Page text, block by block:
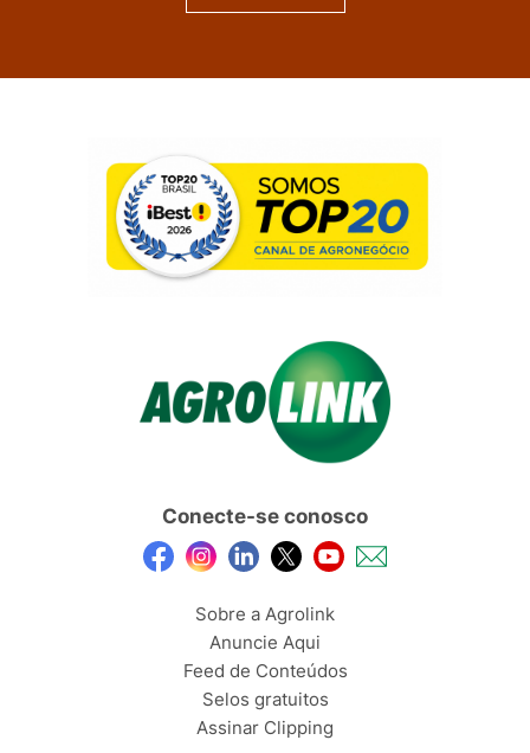
Conecte-se conosco
Sobre a Agrolink
Anuncie Aqui
Feed de Conteúdos
Selos gratuitos
Assinar Clipping